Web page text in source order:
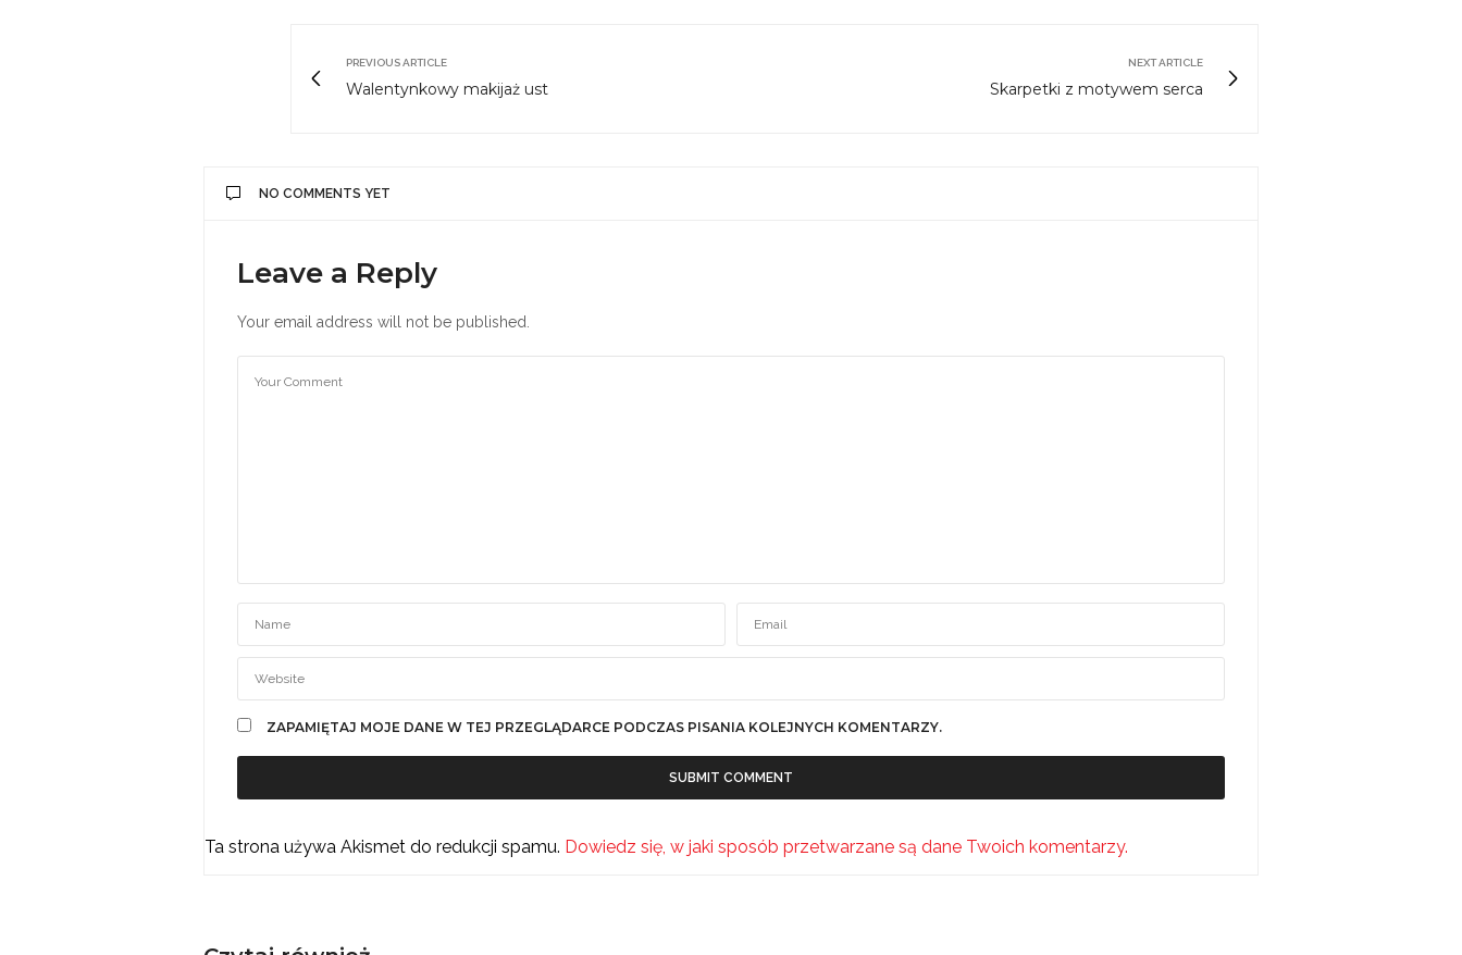
PREVIOUS ARTICLE
Walentynkowy makijaż ust
NEXT ARTICLE
Skarpetki z motywem serca
NO COMMENTS YET
Leave a Reply
Your email address will not be published.
ZAPAMIĘTAJ MOJE DANE W TEJ PRZEGLĄDARCE PODCZAS PISANIA KOLEJNYCH KOMENTARZY.
Ta strona używa Akismet do redukcji spamu. Dowiedz się, w jaki sposób przetwarzane są dane Twoich komentarzy.